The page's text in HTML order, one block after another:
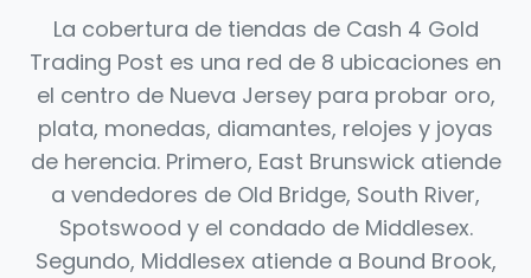
La cobertura de tiendas de Cash 4 Gold
Trading Post es una red de 8 ubicaciones en
el centro de Nueva Jersey para probar oro,
plata, monedas, diamantes, relojes y joyas
de herencia. Primero, East Brunswick atiende
a vendedores de Old Bridge, South River,
Spotswood y el condado de Middlesex.
Segundo, Middlesex atiende a Bound Brook,